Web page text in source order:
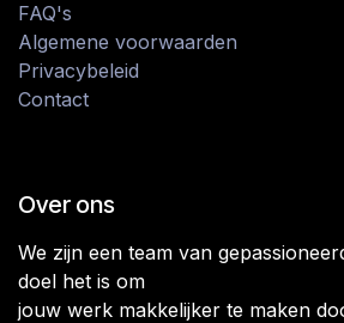
FAQ's
Algemene voorwaarden
Privacybeleid
Contact
Over ons
We zijn een team van
doel het is om
jouw werk makkelijker te maken